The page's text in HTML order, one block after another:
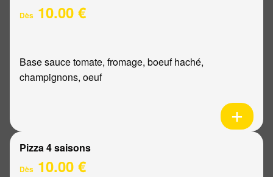
Dès 10.00 €
Base sauce tomate, fromage, boeuf haché,
champignons, oeuf
Pizza 4 saisons
Dès 10.00 €